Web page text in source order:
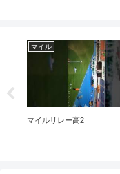
マイル
マイルリレー高2